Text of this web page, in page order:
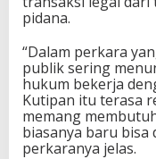
pidana.
“Dalam perkara
publik sering
hukum bekerja
Kutipan itu terasa
memang
biasanya baru
perkaranya jelas.